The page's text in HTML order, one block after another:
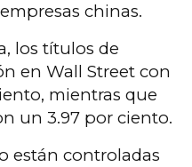
chinas.
los títulos de
en Wall Street con
mientras que
un 3.97 por ciento.
están controladas